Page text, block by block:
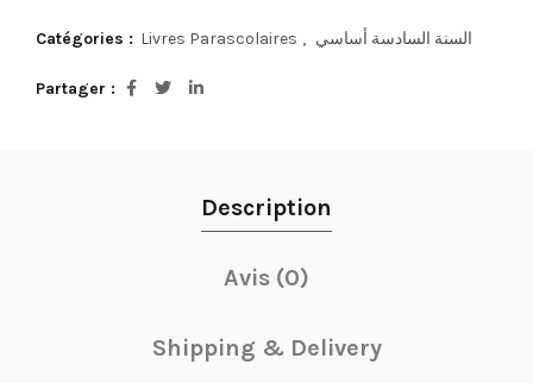
Catégories : Livres Parascolaires , السنة السادسة أساسي
Partager
Description
Avis (0)
Shipping & Delivery